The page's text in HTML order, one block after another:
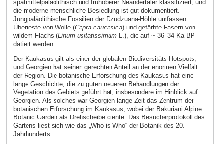
spätmittelpaläolithisch und frühoberer Neandertaler klassifiziert, und
die moderne menschliche Besiedlung ist gut dokumentiert.
Jungpaläolithische Fossilien der Dzudzuana-Höhle umfassen
Überreste von Wolle (Capra caucasica) und gefärbte Fasern von
wildem Flachs (Linum usitatissimumL.), die auf ~ 36–34 Ka BP
datiert werden.
Der Kaukasus gilt als einer der globalen Biodiversitäts-Hotspots,
und Georgien hat seinen gerechten Anteil an der enormen Vielfalt
der Region. Die botanische Erforschung des Kaukasus hat eine
lange Geschichte, die zu guten neueren Behandlungen der
Vegetation des Gebiets geführt hat, insbesondere im Hinblick auf
Georgien. Als solches war Georgien lange Zeit das Zentrum der
botanischen Erforschung im Kaukasus, wobei der Bakuriani Alpine
Botanic Garden als Drehscheibe diente. Das Besucherprotokoll des
Gartens liest sich wie das „Who is Who“ der Botanik des 20.
Jahrhunderts.